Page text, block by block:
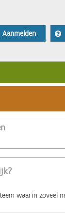
Aanmelden